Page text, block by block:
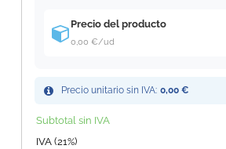
Precio del producto
0,00 €/ud
Precio unitario sin IVA: 0,00 €
Subtotal sin IVA
IVA (21%)